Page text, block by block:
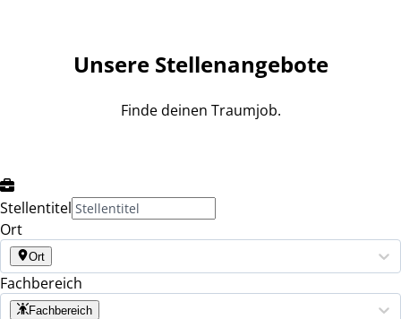
Unsere Stellenangebote
Finde deinen Traumjob.
Stellentitel
Ort
Ort
Fachbereich
Fachbereich